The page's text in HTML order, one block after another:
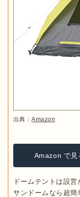
出典：Amazon
Amazon で見
ドームテントは設
サンドームなら超簡